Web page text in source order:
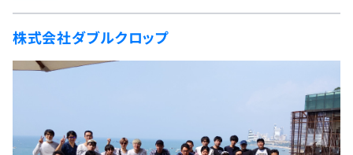
インターン
新卒エージェント
インタビュー
問題集
リファレンス
プログラミング言語
再チャレンジ結果一覧
ゲーム・マンガ
paiza times
株式会社ダブルクロップ